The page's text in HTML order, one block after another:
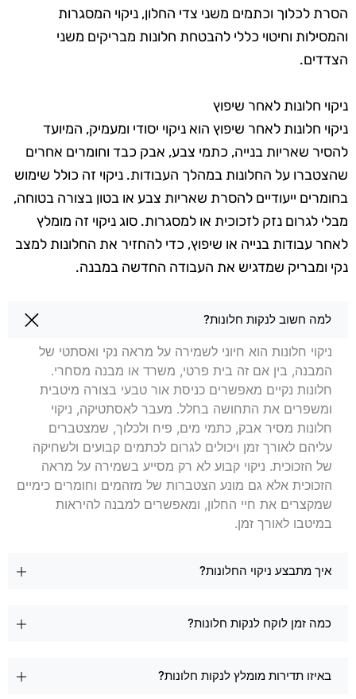
הסרת לכלוך וכתמים משני צדי החלון, ניקוי המסגרות
והמסילות וחיטוי כללי להבטחת חלונות מבריקים משני
הצדדים.
ניקוי חלונות לאחר שיפוץ
ניקוי חלונות לאחר שיפוץ הוא ניקוי יסודי ומעמיק, המיועד
להסיר שאריות בנייה, כתמי צבע, אבק כבד וחומרים אחרים
שהצטברו על החלונות במהלך העבודות. ניקוי זה כולל שימוש
בחומרים ייעודיים להסרת שאריות צבע או בטון בצורה בטוחה,
מבלי לגרום נזק לזכוכית או למסגרות. סוג ניקוי זה מומלץ
לאחר עבודות בנייה או שיפוץ, כדי להחזיר את החלונות למצב
נקי ומבריק שמדגיש את העבודה החדשה במבנה.
שאלות בנושא ניקוי חלונות בקריית אונו
למה חשוב לנקות חלונות?
ניקוי חלונות הוא חיוני לשמירה על מראה נקי ואסתטי של
המבנה, בין אם זה בית פרטי, משרד או מבנה מסחרי.
חלונות נקיים מאפשרים כניסת אור טבעי בצורה מיטבית
ומשפרים את התחושה בחלל. מעבר לאסתטיקה, ניקוי
חלונות מסיר אבק, כתמי מים, פיח ולכלוך, שמצטברים
עליהם לאורך זמן ויכולים לגרום לכתמים קבועים ולשחיקה
של הזכוכית. ניקוי קבוע לא רק מסייע בשמירה על מראה
הזכוכית אלא גם מונע הצטברות של מזהמים וחומרים כימיים
שמקצרים את חיי החלון, ומאפשרים למבנה להיראות
במיטבו לאורך זמן.
איך מתבצע ניקוי החלונות?
כמה זמן לוקח לנקות חלונות?
באיזו תדירות מומלץ לנקות חלונות?